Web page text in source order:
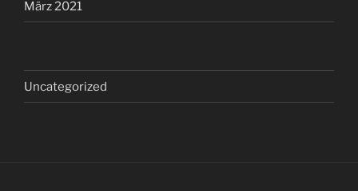
März 2021
Uncategorized